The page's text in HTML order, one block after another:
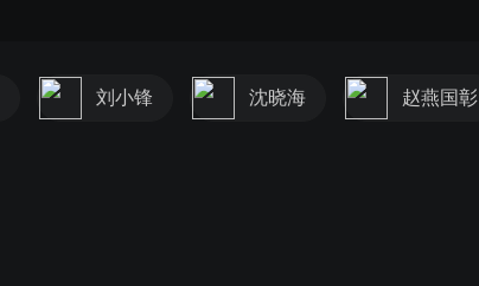
刘小锋 沈晓海 赵燕国彰